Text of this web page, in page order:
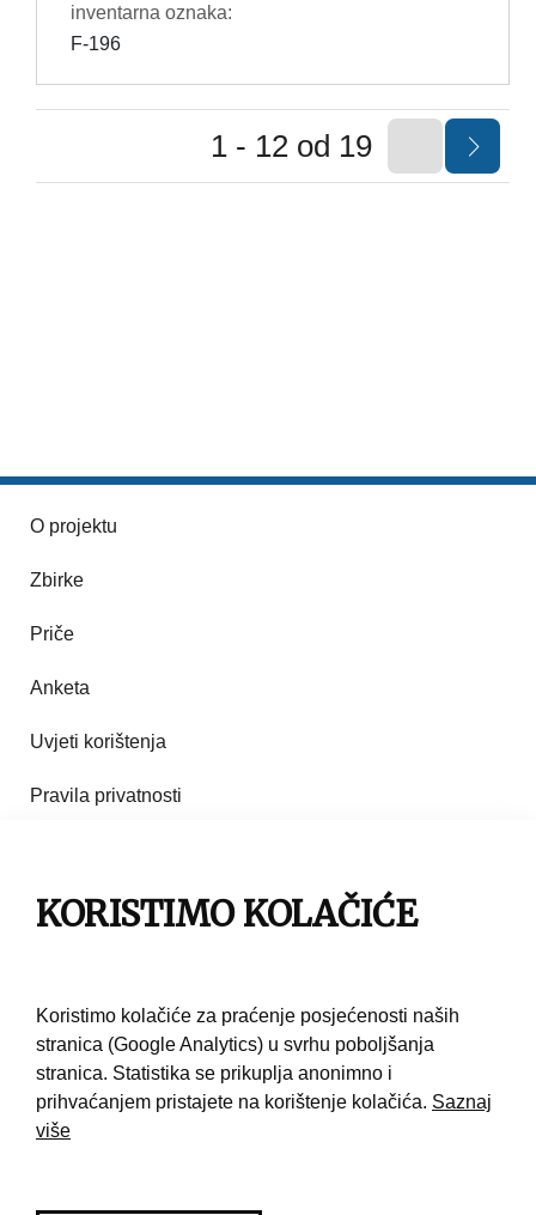
inventarna oznaka:
F-196
1 - 12 od 19
O projektu
Zbirke
Priče
Anketa
Uvjeti korištenja
Pravila privatnosti
Pravila korištenja
KORISTIMO KOLAČIĆE
Koristimo kolačiće za praćenje posjećenosti naših
stranica (Google Analytics) u svrhu poboljšanja
stranica. Statistika se prikuplja anonimno i
prihvaćanjem pristajete na korištenje kolačića. Saznaj
više